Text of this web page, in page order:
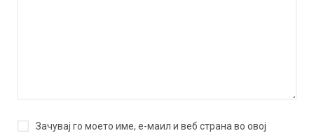
Зачувај го моето име, е-маил и веб страна во овој